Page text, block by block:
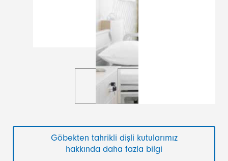
Göbekten tahrikli dişli kutularımız
hakkında daha fazla bilgi